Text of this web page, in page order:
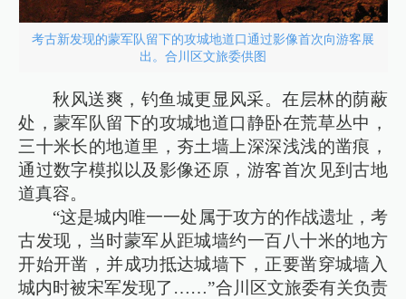
考古新发现的蒙军队留下的攻城地道口通过影像首次向游客展
出。合川区文旅委供图
秋风送爽，钓鱼城更显风采。在层林的荫蔽
处，蒙军队留下的攻城地道口静卧在荒草丛中，
三十米长的地道里，夯土墙上深深浅浅的凿痕，
通过数字模拟以及影像还原，游客首次见到古地
道真容。
“这是城内唯一一处属于攻方的作战遗址，考
古发现，当时蒙军从距城墙约一百八十米的地方
开始开凿，并成功抵达城墙下，正要凿穿城墙入
城内时被宋军发现了……”合川区文旅委有关负责